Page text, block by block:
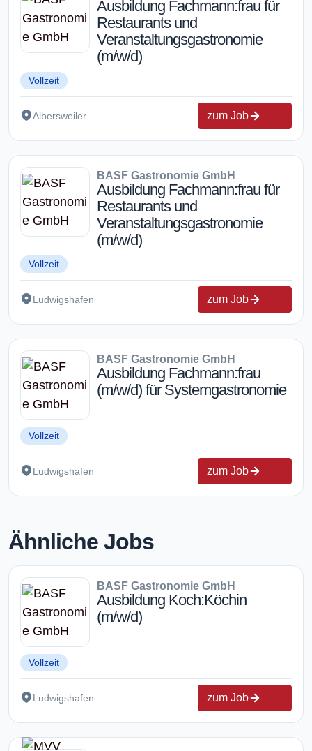
Ausbildung Fachmann:frau für
Restaurants und
Veranstaltungsgastronomie
(m/w/d)
Vollzeit
Albersweiler zum Job
BASF Gastronomie GmbH
Ausbildung Fachmann:frau für
Restaurants und
Veranstaltungsgastronomie
(m/w/d)
Vollzeit
Ludwigshafen zum Job
BASF Gastronomie GmbH
Ausbildung Fachmann:frau
(m/w/d) für Systemgastronomie
Vollzeit
Ludwigshafen zum Job
Ähnliche Jobs
BASF Gastronomie GmbH
Ausbildung Koch:Köchin
(m/w/d)
Vollzeit
Ludwigshafen zum Job